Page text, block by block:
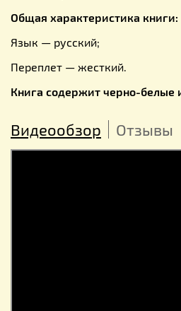
Общая характеристика книги:
Язык — русский;
Переплет — жесткий.
Книга содержит черно-белые
Видеообзор Отзывы